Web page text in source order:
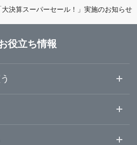
富山
大決算スーパーセール！」実施のお知らせ
役立ち情報
索
リバー